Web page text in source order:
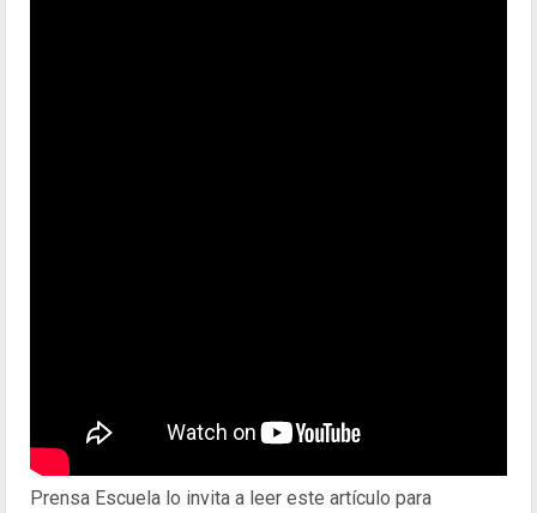
Prensa Escuela lo invita a leer este artículo para